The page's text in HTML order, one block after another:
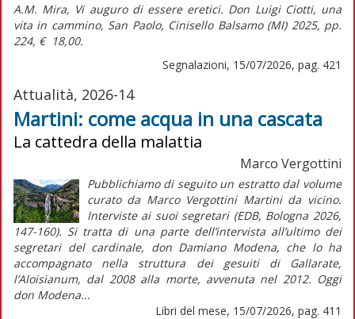
A.M. Mira, Vi auguro di essere eretici. Don Luigi Ciotti, una
vita in cammino, San Paolo, Cinisello Balsamo (MI) 2025, pp.
224, € 18,00.
Segnalazioni, 15/07/2026, pag. 421
Attualità, 2026-14
Martini: come acqua in una cascata
La cattedra della malattia
Marco Vergottini
Pubblichiamo di seguito un estratto dal volume
curato da Marco Vergottini Martini da vicino.
Interviste ai suoi segretari (EDB, Bologna 2026,
147-160). Si tratta di una parte dell’intervista all’ultimo dei
segretari del cardinale, don Damiano Modena, che lo ha
accompagnato nella struttura dei gesuiti di Gallarate,
l’Aloisianum, dal 2008 alla morte, avvenuta nel 2012. Oggi
don Modena...
Libri del mese, 15/07/2026, pag. 411